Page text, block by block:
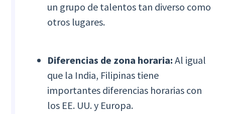
un grupo de talentos tan diverso como
otros lugares.
Diferencias de zona horaria:Al igual
que la India, Filipinas tiene
importantes diferencias horarias con
los EE. UU. y Europa.